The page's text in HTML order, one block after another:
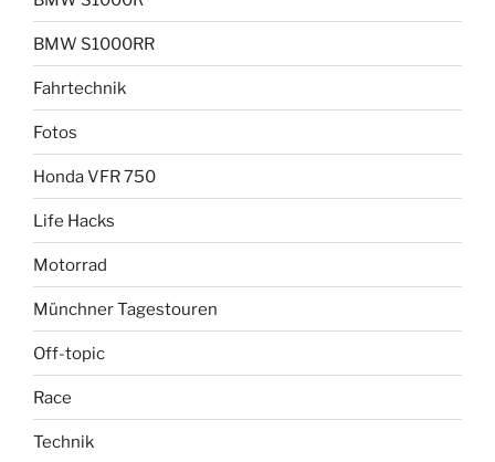
BMW S1000RR
Fahrtechnik
Fotos
Honda VFR 750
Life Hacks
Motorrad
Münchner Tagestouren
Off-topic
Race
Technik